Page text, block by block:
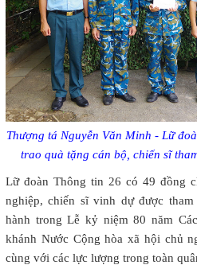
Thượng tá Nguyễn Văn Minh - Lữ
trao quà tặng cán bộ, chiến sĩ
Lữ đoàn Thông tin 26 có 49 đồng
nghiệp, chiến sĩ vinh dự được
hành trong Lễ kỷ niệm 80 năm
khánh Nước Cộng hòa xã hội chủ
cùng với các lực lượng trong toàn